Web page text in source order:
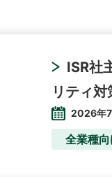
ISR社
リティ
2026年
全業種